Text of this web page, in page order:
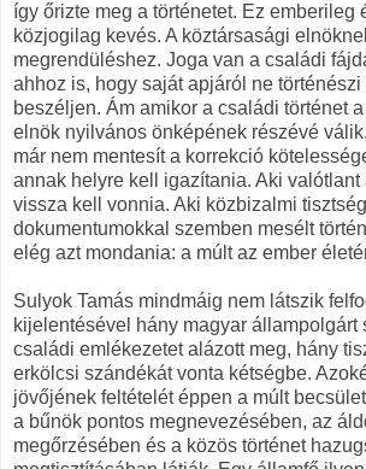
így őrizte meg a történetet. Ez emberileg
közjogilag kevés. A köztársasági
megrendüléshez. Joga van a családi
ahhoz is, hogy saját apjáról ne történészi
beszéljen. Ám amikor a családi történet
elnök nyilvános önképének részévé
már nem mentesít a korrekció
annak helyre kell igazítania. Aki valótlant
vissza kell vonnia. Aki közbizalmi
dokumentumokkal szemben mesélt
elég azt mondania: a múlt az ember
Sulyok Tamás mindmáig nem látszik
kijelentésével hány magyar állampolgárt
családi emlékezetet alázott meg, hány
erkölcsi szándékát vonta kétségbe.
jövőjének feltételét éppen a múlt
a bűnök pontos megnevezésében, az
megőrzésében és a közös történet